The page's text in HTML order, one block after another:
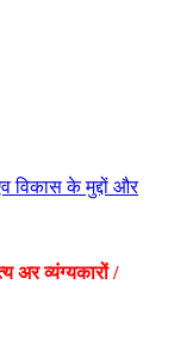
विकास के मुद्दों और
अर व्यंग्यकारों /